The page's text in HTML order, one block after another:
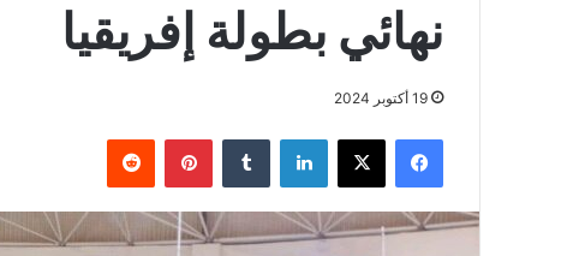
نهائي بطولة إفريقيا
19 أكتوبر 2024
فيسبوك ‫X لينكدإن بينتيريست